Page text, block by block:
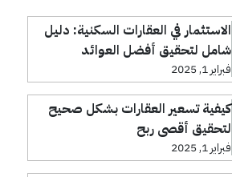
الاستثمار في العقارات السكنية: دليل
شامل لتحقيق أفضل العوائد
فبراير 1, 2025
كيفية تسعير العقارات بشكل صحيح
لتحقيق أقصى ربح
فبراير 1, 2025